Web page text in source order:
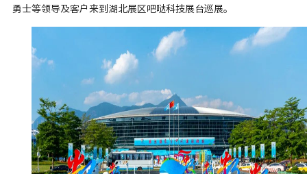
勇士等领导及客户来到湖北展区吧哒科技展台巡展。